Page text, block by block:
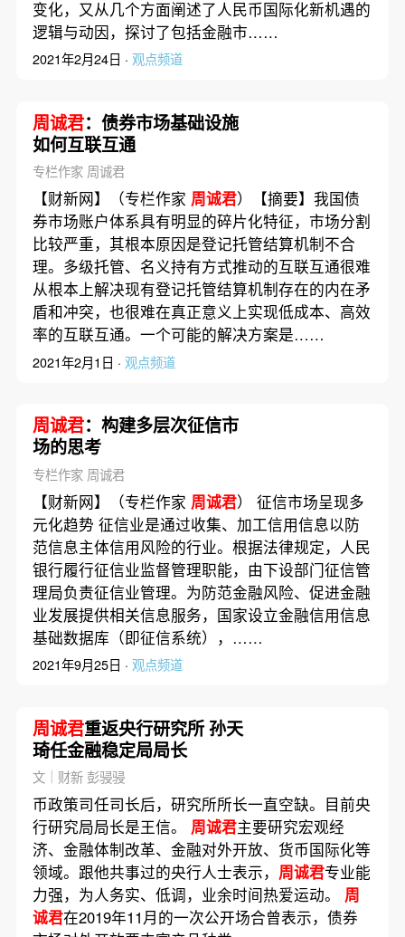
变化，又从几个方面阐述了人民币国际化新机遇的
逻辑与动因，探讨了包括金融市……
2021年2月24日 · 观点频道
周诚君：债券市场基础设施
如何互联互通
专栏作家 周诚君
【财新网】（专栏作家 周诚君）【摘要】我国债
券市场账户体系具有明显的碎片化特征，市场分割
比较严重，其根本原因是登记托管结算机制不合
理。多级托管、名义持有方式推动的互联互通很难
从根本上解决现有登记托管结算机制存在的内在矛
盾和冲突，也很难在真正意义上实现低成本、高效
率的互联互通。一个可能的解决方案是……
2021年2月1日 · 观点频道
周诚君：构建多层次征信市
场的思考
专栏作家 周诚君
【财新网】（专栏作家 周诚君） 征信市场呈现多
元化趋势 征信业是通过收集、加工信用信息以防
范信息主体信用风险的行业。根据法律规定，人民
银行履行征信业监督管理职能，由下设部门征信管
理局负责征信业管理。为防范金融风险、促进金融
业发展提供相关信息服务，国家设立金融信用信息
基础数据库（即征信系统），……
2021年9月25日 · 观点频道
周诚君重返央行研究所 孙天
琦任金融稳定局局长
文｜财新 彭骎骎
币政策司任司长后，研究所所长一直空缺。目前央
行研究局局长是王信。 周诚君主要研究宏观经
济、金融体制改革、金融对外开放、货币国际化等
领域。跟他共事过的央行人士表示， 周诚君专业能
力强，为人务实、低调，业余时间热爱运动。 周
诚君在2019年11月的一次公开场合曾表示，债券